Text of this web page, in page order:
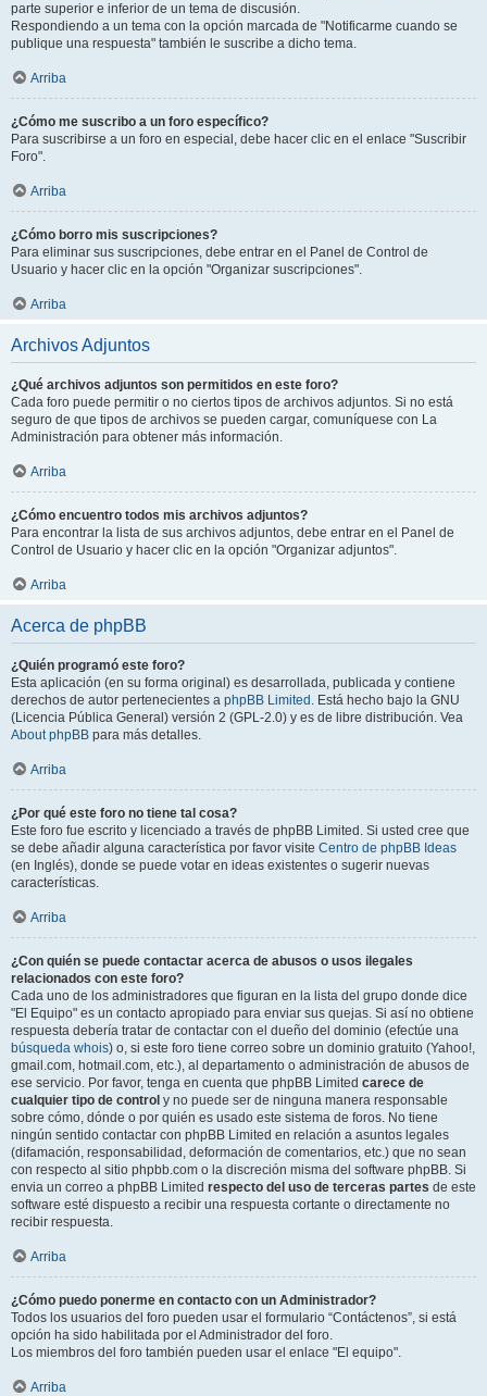
parte superior e inferior de un tema de discusión.
Respondiendo a un tema con la opción marcada de "Notificarme cuando se
publique una respuesta" también le suscribe a dicho tema.
Arriba
¿Cómo me suscribo a un foro específico?
Para suscribirse a un foro en especial, debe hacer clic en el enlace "Suscribir
Foro".
Arriba
¿Cómo borro mis suscripciones?
Para eliminar sus suscripciones, debe entrar en el Panel de Control de
Usuario y hacer clic en la opción "Organizar suscripciones".
Arriba
Archivos Adjuntos
¿Qué archivos adjuntos son permitidos en este foro?
Cada foro puede permitir o no ciertos tipos de archivos adjuntos. Si no está
seguro de que tipos de archivos se pueden cargar, comuníquese con La
Administración para obtener más información.
Arriba
¿Cómo encuentro todos mis archivos adjuntos?
Para encontrar la lista de sus archivos adjuntos, debe entrar en el Panel de
Control de Usuario y hacer clic en la opción "Organizar adjuntos".
Arriba
Acerca de phpBB
¿Quién programó este foro?
Esta aplicación (en su forma original) es desarrollada, publicada y contiene
derechos de autor pertenecientes a phpBB Limited . Está hecho bajo la GNU
(Licencia Pública General) versión 2 (GPL-2.0) y es de libre distribución. Vea
About phpBB para más detalles.
Arriba
¿Por qué este foro no tiene tal cosa?
Este foro fue escrito y licenciado a través de phpBB Limited. Si usted cree que
se debe añadir alguna característica por favor visite Centro de phpBB Ideas
(en Inglés), donde se puede votar en ideas existentes o sugerir nuevas
características.
Arriba
¿Con quién se puede contactar acerca de abusos o usos ilegales
relacionados con este foro?
Cada uno de los administradores que figuran en la lista del grupo donde dice
"El Equipo" es un contacto apropiado para enviar sus quejas. Si así no obtiene
respuesta debería tratar de contactar con el dueño del dominio (efectúe una
búsqueda whois) o, si este foro tiene correo sobre un dominio gratuito (Yahoo!,
gmail.com, hotmail.com, etc.), al departamento o administración de abusos de
ese servicio. Por favor, tenga en cuenta que phpBB Limited carece de
cualquier tipo de control y no puede ser de ninguna manera responsable
sobre cómo, dónde o por quién es usado este sistema de foros. No tiene
ningún sentido contactar con phpBB Limited en relación a asuntos legales
(difamación, responsabilidad, deformación de comentarios, etc.) que no sean
con respecto al sitio phpbb.com o la discreción misma del software phpBB. Si
envia un correo a phpBB Limited respecto del uso de terceras partes de este
software esté dispuesto a recibir una respuesta cortante o directamente no
recibir respuesta.
Arriba
¿Cómo puedo ponerme en contacto con un Administrador?
Todos los usuarios del foro pueden usar el formulario “Contáctenos”, si está
opción ha sido habilitada por el Administrador del foro.
Los miembros del foro también pueden usar el enlace "El equipo".
Arriba